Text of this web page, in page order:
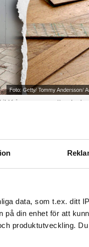
data, som t.ex. ditt
din enhet för att
produktutveckling.
Foto: Getty/ Tommy Andersson/
från en annan vattenskada.
autism vaknar
stänger aldrig av
sig i badrummet
att saken är ur
berättar om